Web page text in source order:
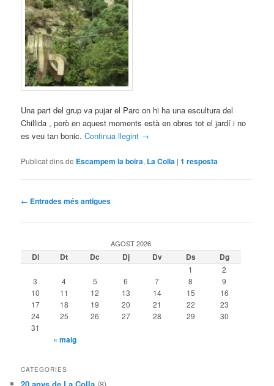
Una part del grup va pujar el Parc on hi ha una escultura del
Chillida , però en aquest moments està en obres tot el jardí i no
es veu tan bonic.Continua llegint →
Publicat dins de Escampem la boira, La Colla |1 resposta
Navegació
les
← Entrades més antigues
AGOST 2026
Dl Dt Dc Dj Dv Ds Dg
1
2
3
4 5 6 7 8
9
10
11 12 13 14 15
16
17
18 19 20 21 22
23
24
25 26 27 28 29
30
31
« maig
CATEGORIES